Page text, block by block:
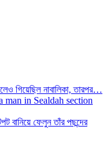
গিয়েছিল নাবালিকা, তারপর…
man in Sealdah section
বানিয়ে ফেলুন তাঁর পছন্দের